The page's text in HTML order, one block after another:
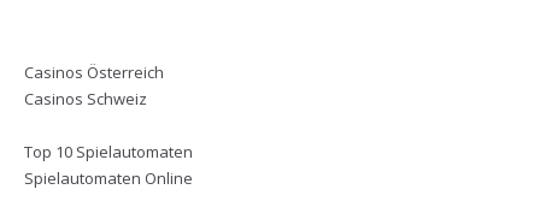
Casinos Österreich
Casinos Schweiz
Top 10 Spielautomaten
Spielautomaten Online